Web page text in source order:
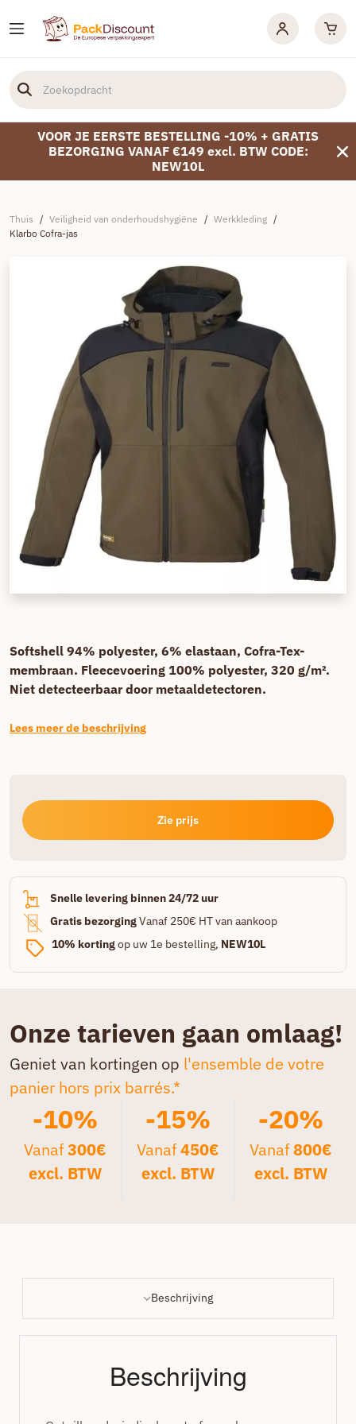
VOOR JE EERSTE BESTELLING -10% + GRATIS
BEZORGING VANAF €149 excl. BTW CODE:
NEW10L
Thuis / Veiligheid van onderhoudshygiëne / Werkkleding /
Klarbo Cofra-jas
Softshell 94% polyester, 6% elastaan, Cofra-Tex-
membraan. Fleecevoering 100% polyester, 320 g/m².
Niet detecteerbaar door metaaldetectoren.
Lees meer de beschrijving
Zie prijs
Snelle levering binnen 24/72 uur
Gratis bezorgingVanaf 250€ HT van aankoop
10% kortingop uw 1e bestelling, NEW10L
Onze tarieven gaan omlaag!
Geniet van kortingen op l'ensemble de votre
panier hors prix barrés.*
-10%
Vanaf300€
excl. BTW
-15%
Vanaf450€
excl. BTW
-20%
Vanaf800€
excl. BTW
Beschrijving
Beschrijving